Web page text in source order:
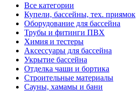
Все категории
Купели, бассейны, тех. приямок
Оборудование для бассейна
Трубы и фитинги ПВХ
Химия и тестеры
Аксессуары для бассейна
Укрытие бассейна
Отделка чаши и бортика
Строительные материалы
Сауны, хамамы и бани